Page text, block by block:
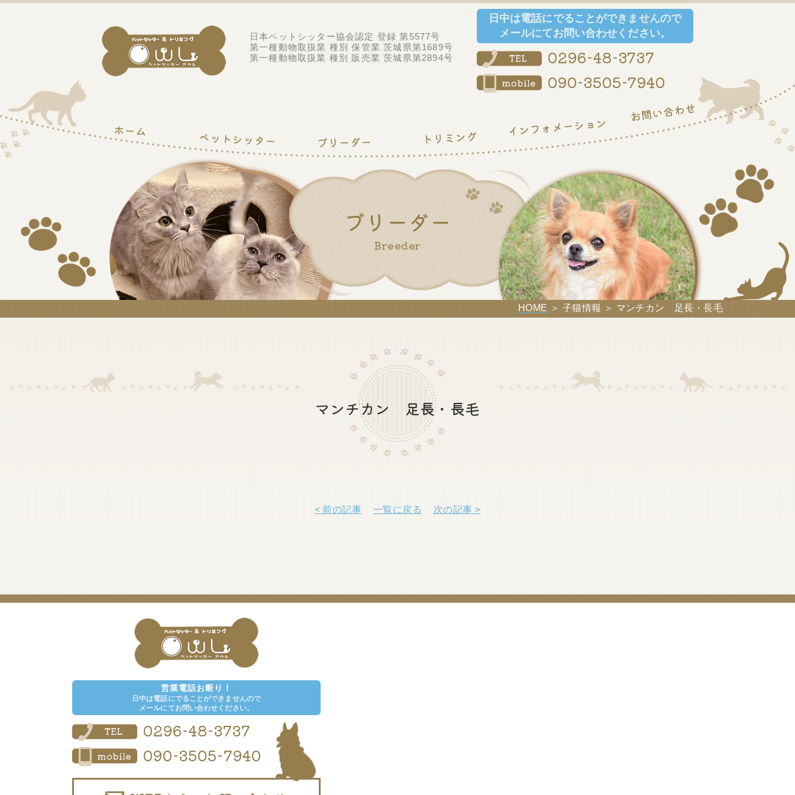
日本ペットシッター協会認定 登録 第5577号
第一種動物取扱業 種別 保管業 茨城県第1689号
第一種動物取扱業 種別 販売業 茨城県第2894号
日中は電話にでることができませんので
メールにてお問い合わせください。
0296-48-3737
090-3505-7940
ブリーダー
Breeder
HOME ＞ 子猫情報 ＞ マンチカン 足長・長毛
マンチカン 足長・長毛
< 前の記事 一覧に戻る 次の記事 >
営業電話お断り！
日中は電話にでることができませんので
メールにてお問い合わせください。
0296-48-3737
090-3505-7940